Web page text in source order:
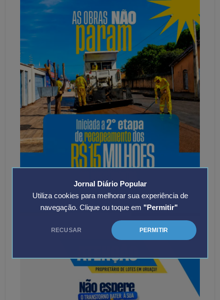
Jornal Diário Popular
Utiliza cookies para melhorar sua experiência de
navegação. Clique ou toque em "Permitir"
RECUSAR PERMITIR